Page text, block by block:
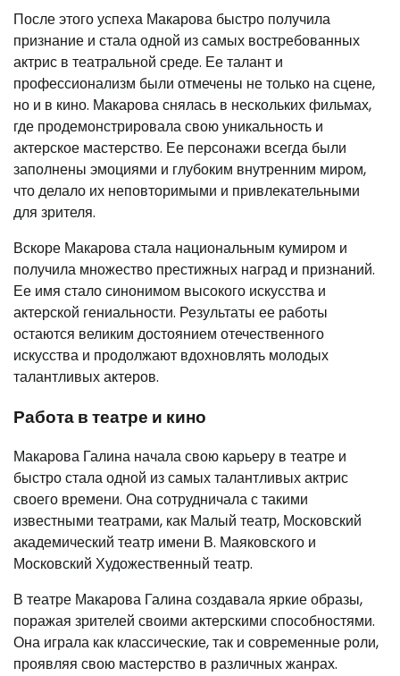
После этого успеха Макарова быстро получила
признание и стала одной из самых востребованных
актрис в театральной среде. Ее талант и
профессионализм были отмечены не только на сцене,
но и в кино. Макарова снялась в нескольких фильмах,
где продемонстрировала свою уникальность и
актерское мастерство. Ее персонажи всегда были
заполнены эмоциями и глубоким внутренним миром,
что делало их неповторимыми и привлекательными
для зрителя.
Вскоре Макарова стала национальным кумиром и
получила множество престижных наград и признаний.
Ее имя стало синонимом высокого искусства и
актерской гениальности. Результаты ее работы
остаются великим достоянием отечественного
искусства и продолжают вдохновлять молодых
талантливых актеров.
Работа в театре и кино
Макарова Галина начала свою карьеру в театре и
быстро стала одной из самых талантливых актрис
своего времени. Она сотрудничала с такими
известными театрами, как Малый театр, Московский
академический театр имени В. Маяковского и
Московский Художественный театр.
В театре Макарова Галина создавала яркие образы,
поражая зрителей своими актерскими способностями.
Она играла как классические, так и современные роли,
проявляя свою мастерство в различных жанрах.